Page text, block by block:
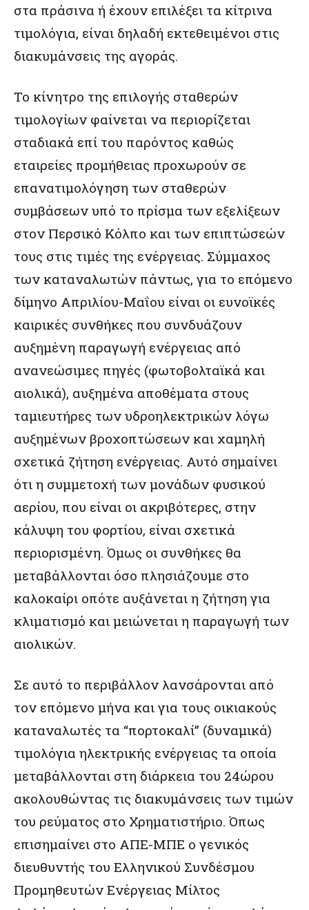
στα πράσινα ή έχουν επιλέξει τα κίτρινα
τιμολόγια, είναι δηλαδή εκτεθειμένοι στις
διακυμάνσεις της αγοράς.
Το κίνητρο της επιλογής σταθερών
τιμολογίων φαίνεται να περιορίζεται
σταδιακά επί του παρόντος καθώς
εταιρείες προμήθειας προχωρούν σε
επανατιμολόγηση των σταθερών
συμβάσεων υπό το πρίσμα των εξελίξεων
στον Περσικό Κόλπο και των επιπτώσεών
τους στις τιμές της ενέργειας. Σύμμαχος
των καταναλωτών πάντως, για το επόμενο
δίμηνο Απριλίου-Μαΐου είναι οι ευνοϊκές
καιρικές συνθήκες που συνδυάζουν
αυξημένη παραγωγή ενέργειας από
ανανεώσιμες πηγές (φωτοβολταϊκά και
αιολικά), αυξημένα αποθέματα στους
ταμιευτήρες των υδροηλεκτρικών λόγω
αυξημένων βροχοπτώσεων και χαμηλή
σχετικά ζήτηση ενέργειας. Αυτό σημαίνει
ότι η συμμετοχή των μονάδων φυσικού
αερίου, που είναι οι ακριβότερες, στην
κάλυψη του φορτίου, είναι σχετικά
περιορισμένη. Όμως οι συνθήκες θα
μεταβάλλονται όσο πλησιάζουμε στο
καλοκαίρι οπότε αυξάνεται η ζήτηση για
κλιματισμό και μειώνεται η παραγωγή των
αιολικών.
Σε αυτό το περιβάλλον λανσάρονται από
τον επόμενο μήνα και για τους οικιακούς
καταναλωτές τα “πορτοκαλί” (δυναμικά)
τιμολόγια ηλεκτρικής ενέργειας τα οποία
μεταβάλλονται στη διάρκεια του 24ώρου
ακολουθώντας τις διακυμάνσεις των τιμών
του ρεύματος στο Χρηματιστήριο. Όπως
επισημαίνει στο ΑΠΕ-ΜΠΕ ο γενικός
διευθυντής του Ελληνικού Συνδέσμου
Προμηθευτών Ενέργειας Μίλτος